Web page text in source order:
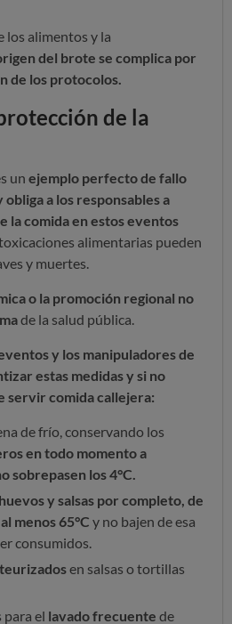
los alimentos y la
del brote se complica por
de los protocolos.
de la
un ejemplo perfecto de fallo
a los responsables a
la comida en estos eventos
alimentarias pueden
y muertes.
o la promoción regional no
de la salud pública.
y los manipuladores de
estas medidas y si no
servir comida callejera:
de frío, conservando los
en todo momento a
sobrepasen los 4°C.
y salsas por completo, de
menos 65°C y no bajen de esa
consumidos.
en salsas o tortillas
para el lavado frecuente de